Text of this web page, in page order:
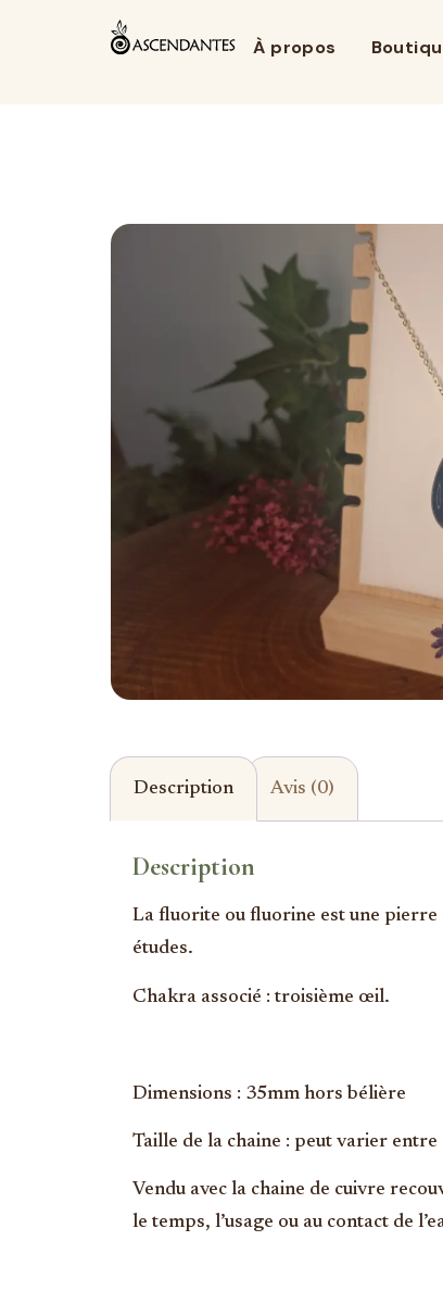
À propos
Description Avis (0)
Description
La fluorite ou fluorine est une
études.
Chakra associé : troisième œil.
Dimensions : 35mm hors bélière
Taille de la chaine : peut varier entre
Vendu avec la chaine de cuivre
le temps, l’usage ou au contact de